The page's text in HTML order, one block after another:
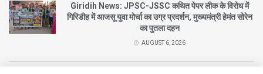
Giridih News: JPSC-JSSC कथित पेपर लीक के विरोध में
गिरिडीह में आजसू युवा मोर्चा का उग्र प्रदर्शन, मुख्यमंत्री हेमंत सोरेन
का पुतला दहन
AUGUST 6, 2026